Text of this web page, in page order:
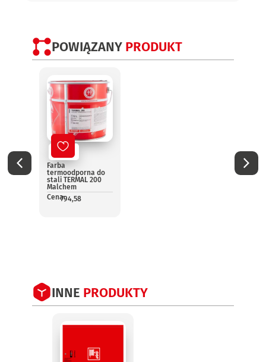
POWIĄZANY PRODUKT
Nowy
Farba
termoodporna do
stali TERMAL 200
Malchem
Cena:794,58
INNE PRODUKTY